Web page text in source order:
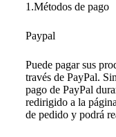
1.Métodos de pago
Paypal
Puede pagar sus
través de PayPal.
pago de PayPal
redirigido a la
de pedido y podrá